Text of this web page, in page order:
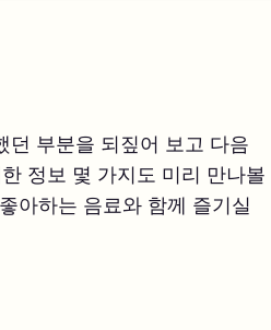
던 부분을 되짚어 보고 다음
정보 몇 가지도 미리 만나볼
아하는 음료와 함께 즐기실